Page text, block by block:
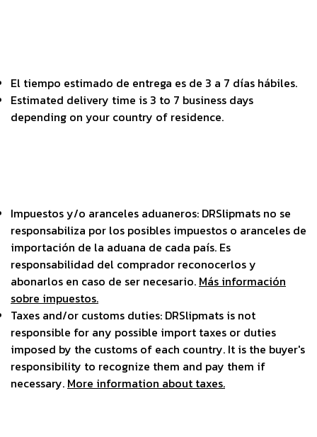
El tiempo estimado de entrega es de 3 a 7 días hábiles.
Estimated delivery time is 3 to 7 business days
depending on your country of residence.
Impuestos y/o aranceles aduaneros: DRSlipmats no se
responsabiliza por los posibles impuestos o aranceles de
importación de la aduana de cada país. Es
responsabilidad del comprador reconocerlos y
abonarlos en caso de ser necesario. Más información
sobre impuestos.
Taxes and/or customs duties: DRSlipmats is not
responsible for any possible import taxes or duties
imposed by the customs of each country. It is the buyer's
responsibility to recognize them and pay them if
necessary. More information about taxes.